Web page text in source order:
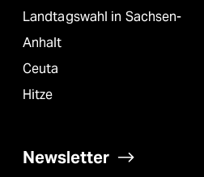
Landtagswahl in Sachsen-
Anhalt
Ceuta
Hitze
Newsletter